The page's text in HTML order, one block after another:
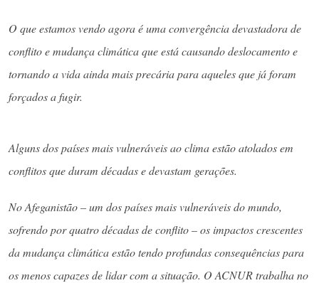
O que estamos vendo agora é uma convergência devastadora de
conflito e mudança climática que está causando deslocamento e
tornando a vida ainda mais precária para aqueles que já foram
forçados a fugir.
Alguns dos países mais vulneráveis ​​ao clima estão atolados em
conflitos que duram décadas e devastam gerações.
No Afeganistão – um dos países mais vulneráveis do mundo,
sofrendo por quatro décadas de conflito – os impactos crescentes
da mudança climática estão tendo profundas consequências para
os menos capazes de lidar com a situação. O ACNUR trabalha no